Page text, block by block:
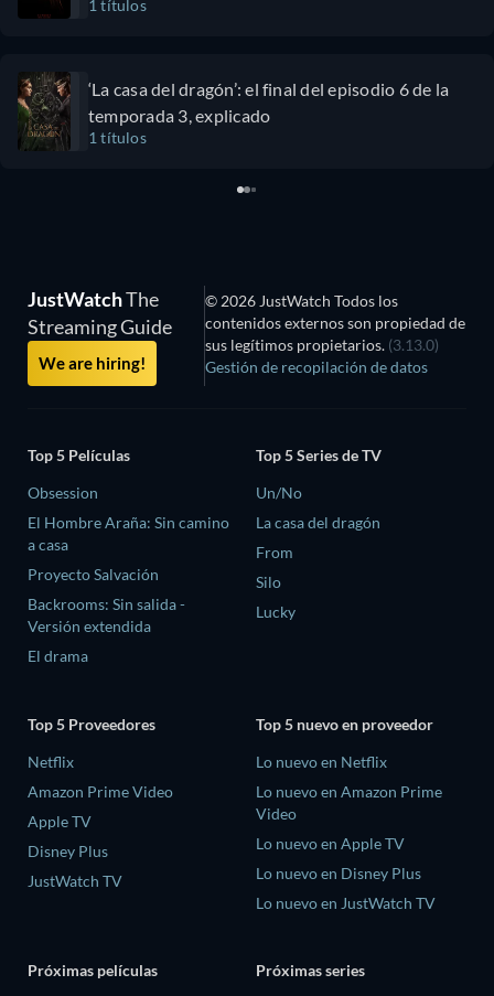
1 títulos
‘La casa del dragón’: el final del episodio 6 de la
temporada 3, explicado
1 títulos
JustWatchThe
Streaming Guide
We are hiring!
© 2026 JustWatch Todos los
contenidos externos son propiedad de
sus legítimos propietarios. (3.13.0)
Gestión de recopilación de datos
Top 5 Películas
Obsession
El Hombre Araña: Sin camino
a casa
Proyecto Salvación
Backrooms: Sin salida -
Versión extendida
El drama
Top 5 Series de TV
Un/No
La casa del dragón
From
Silo
Lucky
Top 5 Proveedores
Netflix
Amazon Prime Video
Apple TV
Disney Plus
JustWatch TV
Top 5 nuevo en proveedor
Lo nuevo en Netflix
Lo nuevo en Amazon Prime
Video
Lo nuevo en Apple TV
Lo nuevo en Disney Plus
Lo nuevo en JustWatch TV
Próximas películas
Próximas series